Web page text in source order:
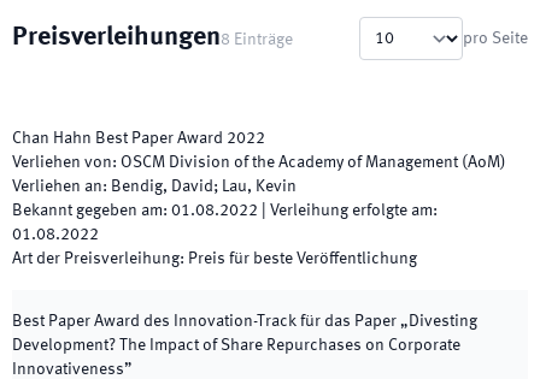
Preisverleihungen8 Einträge pro Seite
Chan Hahn Best Paper Award 2022
Verliehen von: OSCM Division of the Academy of Management (AoM)
Verliehen an: Bendig, David; Lau, Kevin
Bekannt gegeben am: 01.08.2022 Verleihung erfolgte am:
01.08.2022
Art der Preisverleihung: Preis für beste Veröffentlichung
Best Paper Award des Innovation-Track für das Paper „Divesting
Development? The Impact of Share Repurchases on Corporate
Innovativeness”